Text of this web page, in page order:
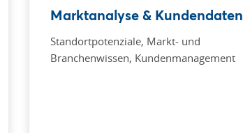
Marktanalyse & Kundendaten
Standortpotenziale, Markt- und
Branchenwissen, Kundenmanagement